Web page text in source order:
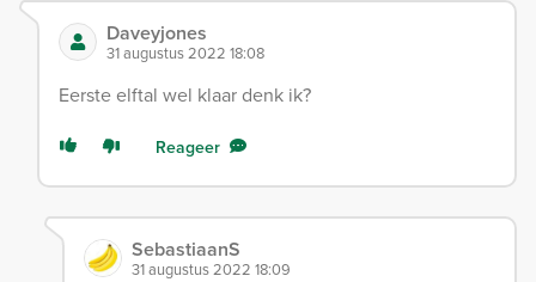
Daveyjones
31 augustus 2022 18:08
Eerste elftal wel klaar denk ik?
Reageer
SebastiaanS
31 augustus 2022 18:09